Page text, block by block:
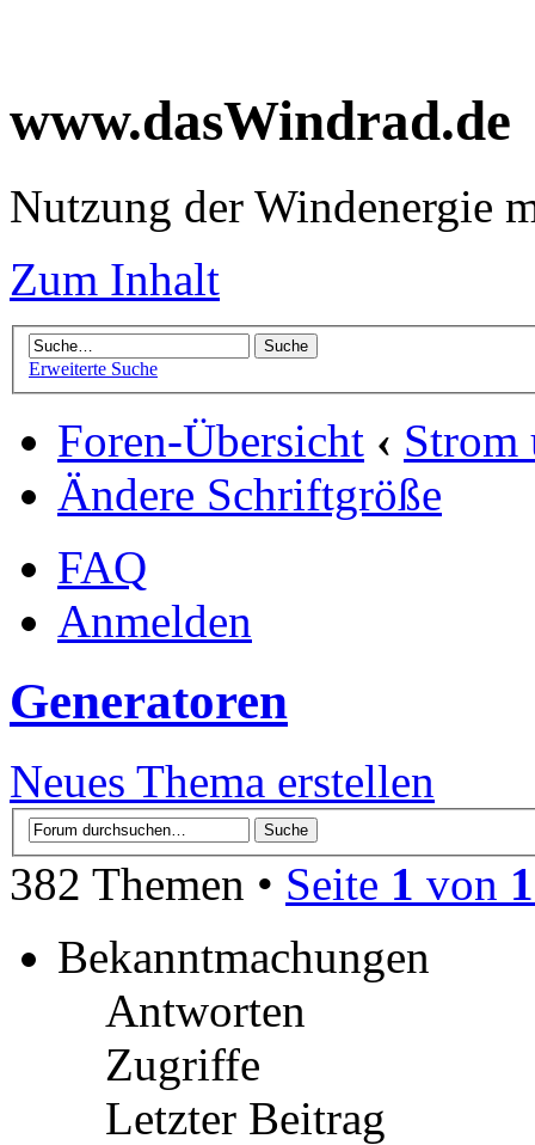
www.dasWindrad.de
Nutzung der Windenergie
Zum Inhalt
Erweiterte Suche
Foren-Übersicht ‹ Strom
Ändere Schriftgröße
FAQ
Anmelden
Generatoren
Neues Thema erstellen
382 Themen • Seite 1 von
Bekanntmachungen
Antworten
Zugriffe
Letzter Beitrag